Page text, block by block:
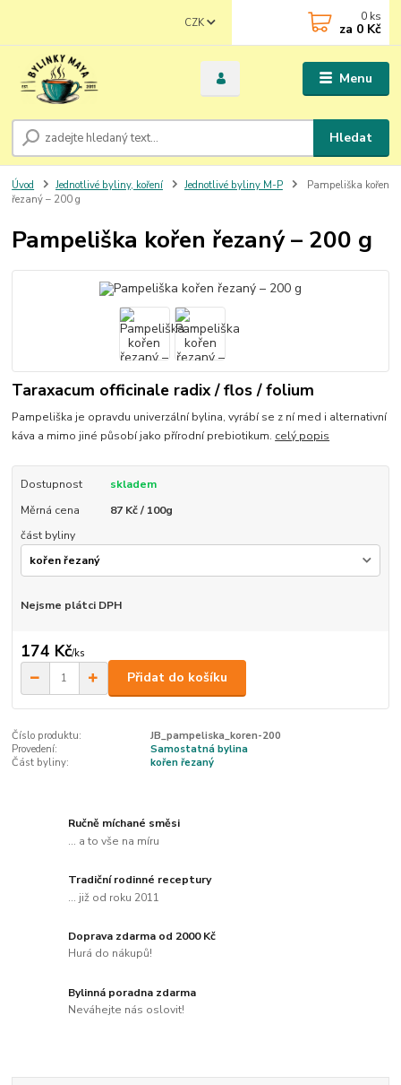
Menu
CZK
Hledat
0 ks
za 0 Kč
Úvod Jednotlivé byliny, koření Jednotlivé byliny M-P
Pampeliška kořen
řezaný – 200 g
Pampeliška kořen řezaný – 200 g
Taraxacum officinale radix / flos / folium
Pampeliška je opravdu univerzální bylina, vyrábí se z ní med i alternativní
káva a mimo jiné působí jako přírodní prebiotikum. celý popis
Dostupnost
skladem
Měrná cena
87 Kč / 100g
část byliny
Nejsme plátci DPH
174 Kč/ks
Přidat do košíku
Číslo produktu:
JB_pampeliska_koren-200
Provedení:
Samostatná bylina
Část byliny:
kořen řezaný
Ručně míchané směsi
... a to vše na míru
Tradiční rodinné receptury
... již od roku 2011
Doprava zdarma od 2000 Kč
Hurá do nákupů!
Bylinná poradna zdarma
Neváhejte nás oslovit!